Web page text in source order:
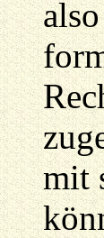
mit